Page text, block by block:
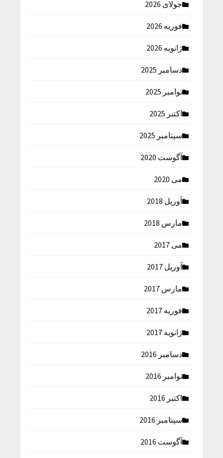
جولای 2026
فوریه 2026
ژانویه 2026
دسامبر 2025
نوامبر 2025
اکتبر 2025
سپتامبر 2025
آگوست 2020
می 2020
آوریل 2018
مارس 2018
می 2017
آوریل 2017
مارس 2017
فوریه 2017
ژانویه 2017
دسامبر 2016
نوامبر 2016
اکتبر 2016
سپتامبر 2016
آگوست 2016